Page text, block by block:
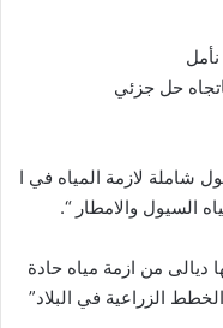
حل جزئي
شاملة لازمة المياه في ا
السيول والامطار “.
ديالى من ازمة مياه حادة
الزراعية في البلاد”